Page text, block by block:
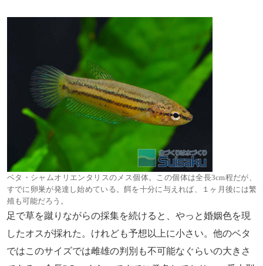
ベタ・シャムオリエンタリスのメス個体。この個体は全長3cm程だが、
すでに卵巣が発達し始めている。餌を十分に与えれば、１ヶ月後には繁
殖も可能だろう。
足で草を蹴りながらの採集を続けると、やっと婚姻色を現
したオスが採れた。けれども予想以上に小さい。他のベタ
ではこのサイズでは雌雄の判別も不可能なぐらいの大きさ